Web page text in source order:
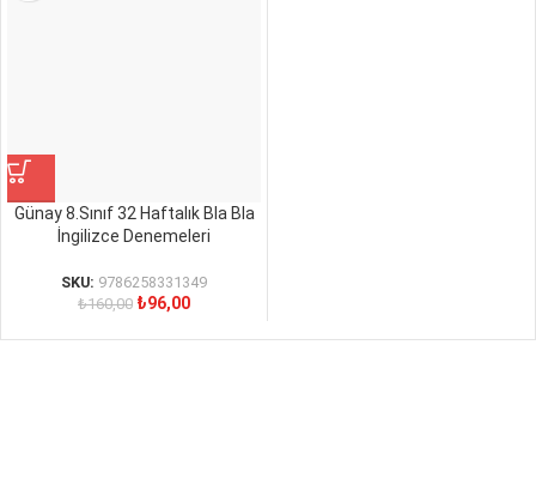
Günay 8.Sınıf 32 Haftalık Bla Bla
İngilizce Denemeleri
SKU: 9786258331349
₺160,00 ₺96,00